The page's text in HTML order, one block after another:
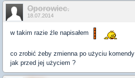
Oporowiec.
18.07.2014
w takim razie źle napisałem
co zrobić żeby zmienna po użyciu komendy
jak przed jej użyciem ?